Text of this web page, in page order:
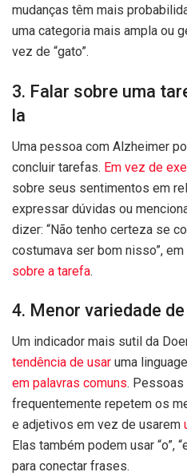
mudanças têm mais
uma categoria mais ampla ou
vez de “gato”.
3. Falar sobre uma
la
Uma pessoa com Alzheimer
concluir tarefas. Em vez de
sobre seus sentimentos em
expressar dúvidas ou
dizer: “Não tenho certeza se
costumava ser bom nisso”,
sobre a tarefa.
4. Menor variedade
Um indicador mais sutil da
tendência de usar uma
em palavras comuns. Pessoas
frequentemente repetem os
e adjetivos em vez de usarem
Elas também podem usar “o”,
para conectar frases.